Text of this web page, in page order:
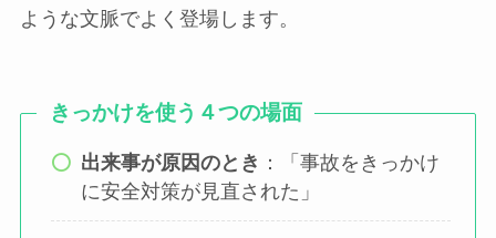
ような文脈でよく登場します。
きっかけを使う４つの場面
出来事が原因のとき ：「事故をきっかけ
に安全対策が見直された」